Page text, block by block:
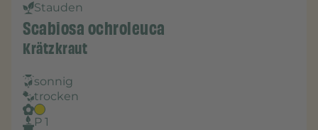
Stauden
Scabiosa ochroleuca
Krätzkraut
sonnig
trocken
P 1